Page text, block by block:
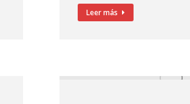
Leer más